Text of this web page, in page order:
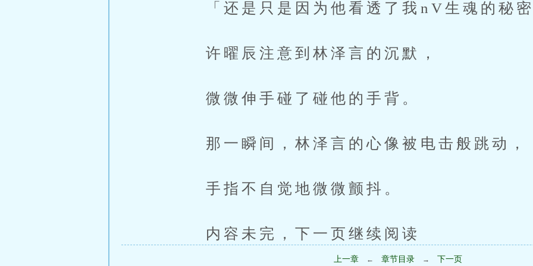
「还是只是因为他看透了我nV生魂的秘
许曜辰注意到林泽言的沉默，
微微伸手碰了碰他的手背。
那一瞬间，林泽言的心像被电击般跳动，
手指不自觉地微微颤抖。
内容未完，下一页继续阅读
上一章 ← 章节目录 → 下一页